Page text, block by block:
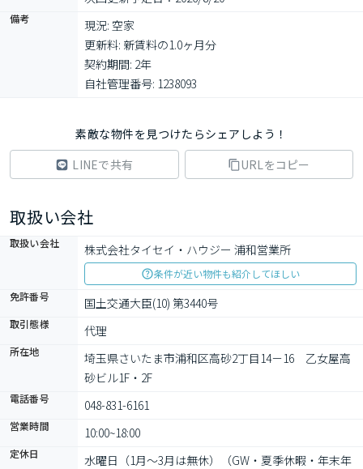
備考
現況: 空家
更新料: 新賃料の1.0ヶ月分
契約期間: 2年
自社管理番号: 1238093
素敵な物件を見つけたらシェアしよう！
LINEで共有
URLをコピー
取扱い会社
取扱い会社 株式会社タイセイ・ハウジー 浦和営業所
条件が近い物件も紹介してほしい
免許番号
国土交通大臣(10) 第3440号
取引態様 代理
所在地
埼玉県さいたま市浦和区高砂2丁目14－16　乙女屋高
砂ビル1F・2F
電話番号 048-831-6161
営業時間 10:00~18:00
定休日
水曜日（1月～3月は無休）（GW・夏季休暇・年末年